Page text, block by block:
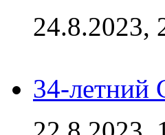
24.8.2023,
34-летний